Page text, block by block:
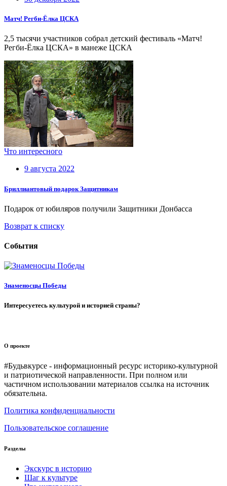
Матч! Регби-Ёлка ЦСКА
2,5 тысячи участников собрал детский фестиваль «Матч!
Регби-Ёлка ЦСКА» в манеже ЦСКА
Что интересного
9 августа 2022
Бриллиантовый подарок Защитникам
Подарок от юбиляров получили Защитники Донбасса
Возврат к списку
События
Знаменосцы Победы
Интересуетесь культурой и историей страны?
О проекте
#Будьвкурсе - информационный ресурс историко-культурной
и патриотической направленности. При полном или
частичном использовании материалов ссылка на источник
обязательна.
Политика конфиденциальности
Пользовательское соглашение
Разделы
Экскурс в историю
Шаг к культуре